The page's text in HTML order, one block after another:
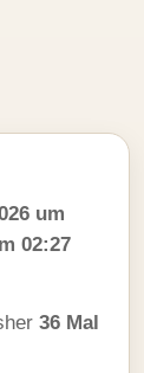
um
02:27
36 Mal